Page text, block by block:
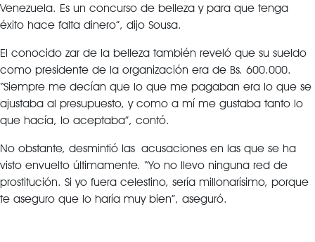
Venezuela. Es un concurso de belleza y para que tenga
éxito hace falta dinero”, dijo Sousa.
El conocido zar de la belleza también reveló que su sueldo
como presidente de la organización era de Bs. 600.000.
“Siempre me decían que lo que me pagaban era lo que se
ajustaba al presupuesto, y como a mí me gustaba tanto lo
que hacía, lo aceptaba”, contó.
No obstante, desmintió las acusaciones en las que se ha
visto envuelto últimamente. “Yo no llevo ninguna red de
prostitución. Si yo fuera celestino, sería millonarísimo, porque
te aseguro que lo haría muy bien”, aseguró.